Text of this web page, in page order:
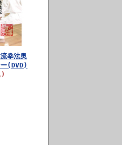
拳法奥
(DVD)